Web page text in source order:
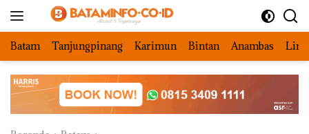
Batam Tanjungpinang Karimun Bintan Anambas